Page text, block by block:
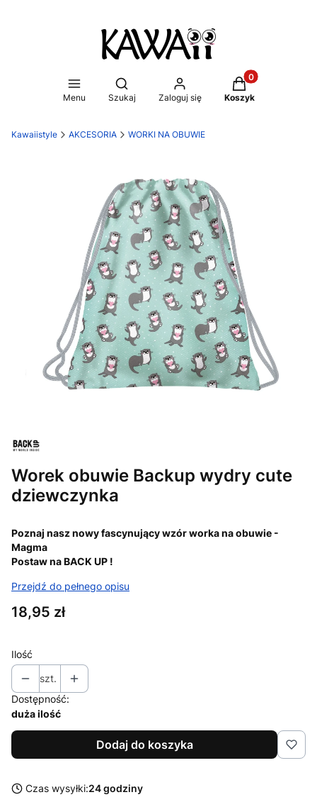
Menu
Otwórz wyszukiwarkę
Szukaj Zaloguj się
Produkty w
Koszyk
Kawaiistyle AKCESORIA WORKI NA OBUWIE
Worek obuwie Backup wydry cute
dziewczynka
Poznaj nasz nowy fascynujący wzór worka na obuwie -
Magma
Postaw na BACK UP !
Przejdź do pełnego opisu
Cena
18,95 zł
Ilość
szt.
Dostępność:
duża ilość
Dodaj do koszyka
Czas wysyłki:24 godziny